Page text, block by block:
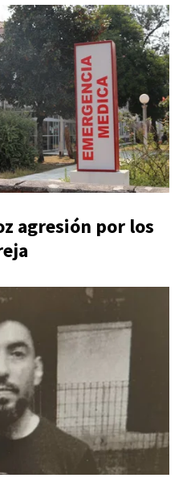
agresión por los